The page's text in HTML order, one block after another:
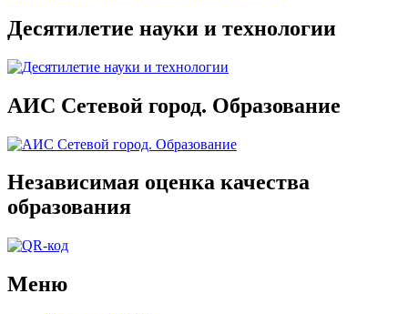
Десятилетие науки и технологии
АИС Сетевой город. Образование
Независимая оценка качества
образования
Меню